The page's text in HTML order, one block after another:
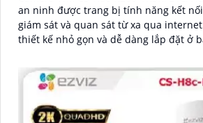
an ninh được trang bị tính năng kết
giám sát và quan sát từ xa qua internet. Camera này
thiết kế nhỏ gọn và dễ dàng lắp đặt ở